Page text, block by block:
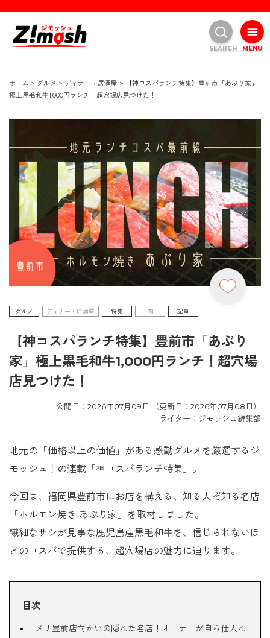
ホーム > グルメ > ディナー・居酒屋 >
【神コスパランチ特集】豊前市「あぶり家」
極上黒毛和牛1,000円ランチ！超穴場店見つけた！
グルメ ディナー・居酒屋 特集 肉 記事
【神コスパランチ特集】豊前市「あぶり
家」極上黒毛和牛1,000円ランチ！超穴場
店見つけた！
公開日：2026年07月09日 （更新日：2026年07月08日）
ライター：ジモッシュ編集部
地元の「価格以上の価値」がある感動グルメを厳選するジ
モッシュ！の連載「神コスパランチ特集」。
今回は、福岡県豊前市にお店を構える、知る人ぞ知る名店
「ホルモン焼き あぶり家」を取材しました。
繊細なサシが見事な鹿児島産黒毛和牛を、信じられないほ
どのコスパで提供する、超穴場店の魅力に迫ります。
目次
コメリ豊前店向かいの隠れた名店！オーナーが自ら仕入れ
MENU
SEARCH